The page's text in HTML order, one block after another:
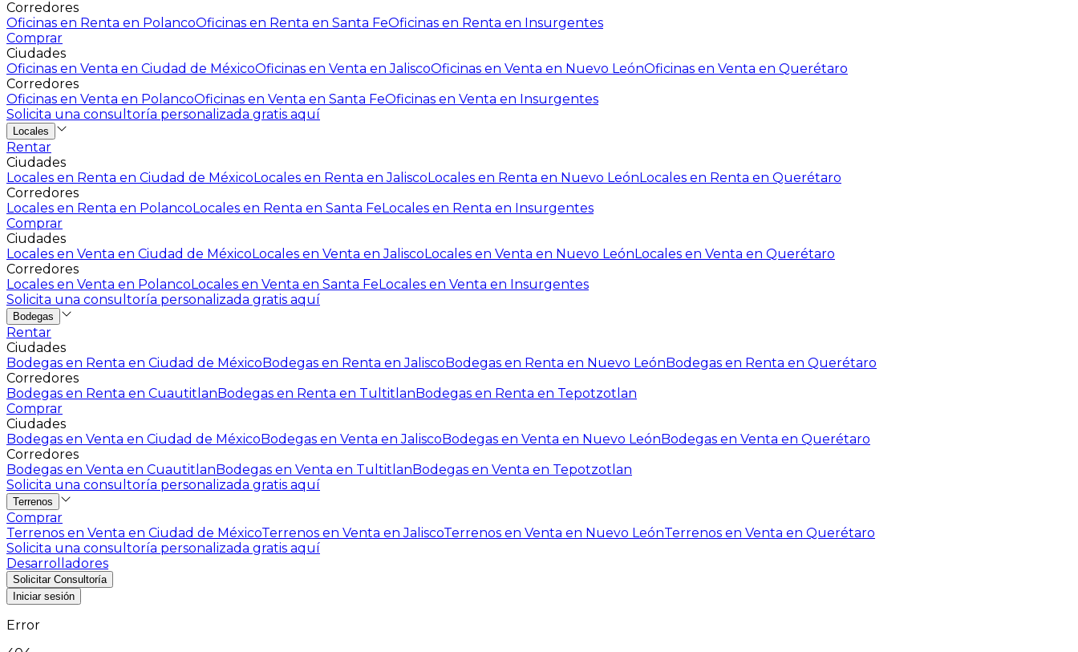
Corredores
Oficinas en Renta en PolancoOficinas en Renta en Santa FeOficinas en Renta en Insurgentes
Comprar
Ciudades
Oficinas en Venta en Ciudad de MéxicoOficinas en Venta en JaliscoOficinas en Venta en Nuevo LeónOficinas en Venta en Querétaro
Corredores
Oficinas en Venta en PolancoOficinas en Venta en Santa FeOficinas en Venta en Insurgentes
Solicita una consultoría personalizada gratis aquí
Locales
Rentar
Ciudades
Locales en Renta en Ciudad de MéxicoLocales en Renta en JaliscoLocales en Renta en Nuevo LeónLocales en Renta en Querétaro
Corredores
Locales en Renta en PolancoLocales en Renta en Santa FeLocales en Renta en Insurgentes
Comprar
Ciudades
Locales en Venta en Ciudad de MéxicoLocales en Venta en JaliscoLocales en Venta en Nuevo LeónLocales en Venta en Querétaro
Corredores
Locales en Venta en PolancoLocales en Venta en Santa FeLocales en Venta en Insurgentes
Solicita una consultoría personalizada gratis aquí
Bodegas
Rentar
Ciudades
Bodegas en Renta en Ciudad de MéxicoBodegas en Renta en JaliscoBodegas en Renta en Nuevo LeónBodegas en Renta en Querétaro
Corredores
Bodegas en Renta en CuautitlanBodegas en Renta en TultitlanBodegas en Renta en Tepotzotlan
Comprar
Ciudades
Bodegas en Venta en Ciudad de MéxicoBodegas en Venta en JaliscoBodegas en Venta en Nuevo LeónBodegas en Venta en Querétaro
Corredores
Bodegas en Venta en CuautitlanBodegas en Venta en TultitlanBodegas en Venta en Tepotzotlan
Solicita una consultoría personalizada gratis aquí
Terrenos
Comprar
Terrenos en Venta en Ciudad de MéxicoTerrenos en Venta en JaliscoTerrenos en Venta en Nuevo LeónTerrenos en Venta en Querétaro
Solicita una consultoría personalizada gratis aquí
Desarrolladores
Solicitar Consultoría
Iniciar sesión
Error